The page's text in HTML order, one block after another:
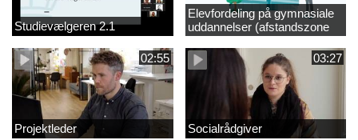
Studievælgeren 2.1
Elevfordeling på gymnasiale
uddannelser (afstandszone
redigeret)
02:55
Projektleder
03:27
Socialrådgiver